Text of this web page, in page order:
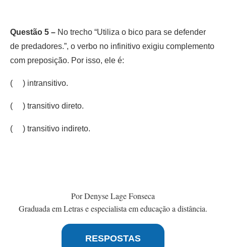
Questão 5 – No trecho “Utiliza o bico para se defender
de predadores.”, o verbo no infinitivo exigiu complemento
com preposição. Por isso, ele é:
( ) intransitivo.
( ) transitivo direto.
( ) transitivo indireto.
Por Denyse Lage Fonseca
Graduada em Letras e especialista em educação a distância.
RESPOSTAS